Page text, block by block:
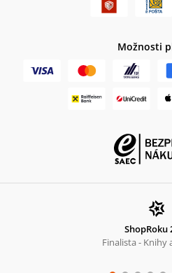
Možnosti
ShopRoku
Finalista - Knihy